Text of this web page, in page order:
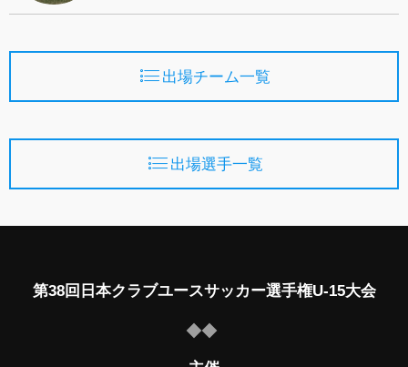
出場チーム一覧
出場選手一覧
第38回日本クラブユースサッカー選手権U-15大会